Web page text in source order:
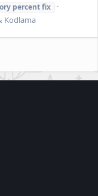
percentfix
Kodlama